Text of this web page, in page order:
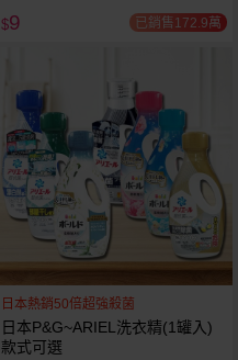
$9 已銷售172.9萬
日本熱銷50倍超強殺菌
日本P&G~ARIEL洗衣精(1罐入)
款式可選